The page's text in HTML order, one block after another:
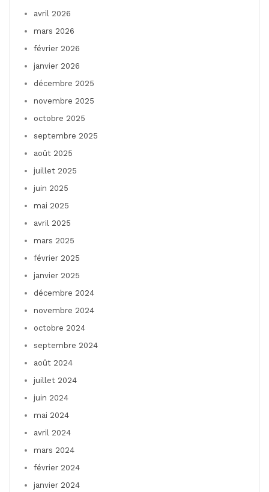
avril 2026
mars 2026
février 2026
janvier 2026
décembre 2025
novembre 2025
octobre 2025
septembre 2025
août 2025
juillet 2025
juin 2025
mai 2025
avril 2025
mars 2025
février 2025
janvier 2025
décembre 2024
novembre 2024
octobre 2024
septembre 2024
août 2024
juillet 2024
juin 2024
mai 2024
avril 2024
mars 2024
février 2024
janvier 2024